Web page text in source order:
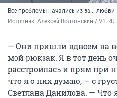
Все проблемы начались из-за... любви
Источник: Алексей Волхонский / V1.RU
— Они пришли вдвоем на
мой рюкзак. Я в тот день
расстроилась и прям при
что я о них думаю, — с
Светлана Данилова. — Что